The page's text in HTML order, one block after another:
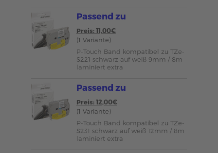
Passend zu
Preis: 11,00€
(1 Variante)
P-Touch Band kompatibel zu TZe-
S221 schwarz auf weiß 9mm / 8m
laminiert extra
Passend zu
Preis: 12,00€
(1 Variante)
P-Touch Band kompatibel zu TZe-
S231 schwarz auf weiß 12mm / 8m
laminiert extra